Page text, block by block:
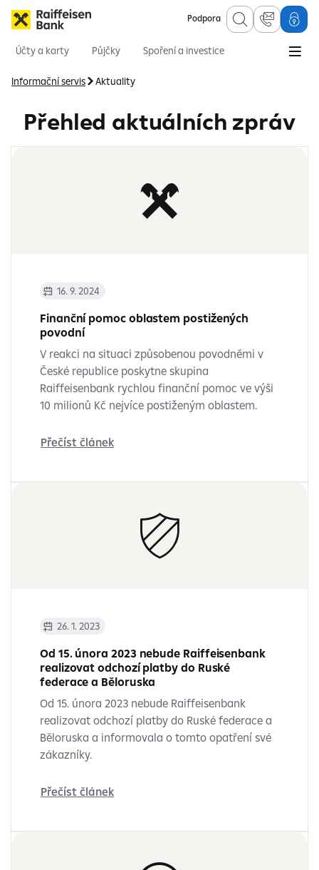
Podpora
Účty a karty Půjčky
Spoření a investice
Informační servis
Aktuality
Přehled aktuálních zpráv
16. 9. 2024
Finanční pomoc oblastem postižených
povodní
V reakci na situaci způsobenou povodněmi v
České republice poskytne skupina
Raiffeisenbank rychlou finanční pomoc ve výši
10 milionů Kč nejvíce postiženým oblastem.
Přečíst článek
26. 1. 2023
Od 15. února 2023 nebude Raiffeisenbank
realizovat odchozí platby do Ruské
federace a Běloruska
Od 15. února 2023 nebude Raiffeisenbank
realizovat odchozí platby do Ruské federace a
Běloruska a informovala o tomto opatření své
zákazníky.
Přečíst článek